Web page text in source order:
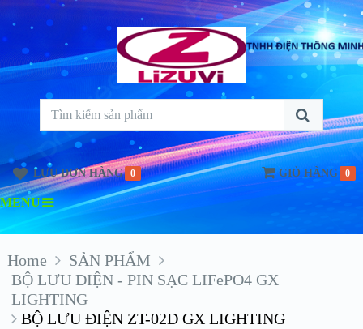
LƯU ĐƠN HÀNG 0 GIỎ HÀNG 0
MENU
Home
SẢN PHẨM
BỘ LƯU ĐIỆN - PIN SẠC LIFePO4 GX
LIGHTING
BỘ LƯU ĐIỆN ZT-02D GX LIGHTING